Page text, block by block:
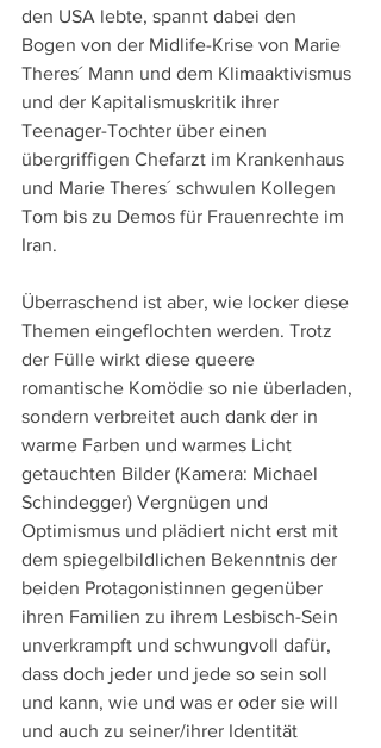
den USA lebte, spannt dabei den
Bogen von der Midlife-Krise von Marie
Theres´ Mann und dem Klimaaktivismus
und der Kapitalismuskritik ihrer
Teenager-Tochter über einen
übergriffigen Chefarzt im Krankenhaus
und Marie Theres´ schwulen Kollegen
Tom bis zu Demos für Frauenrechte im
Iran.
Überraschend ist aber, wie locker diese
Themen eingeflochten werden. Trotz
der Fülle wirkt diese queere
romantische Komödie so nie überladen,
sondern verbreitet auch dank der in
warme Farben und warmes Licht
getauchten Bilder (Kamera: Michael
Schindegger) Vergnügen und
Optimismus und plädiert nicht erst mit
dem spiegelbildlichen Bekenntnis der
beiden Protagonistinnen gegenüber
ihren Familien zu ihrem Lesbisch-Sein
unverkrampft und schwungvoll dafür,
dass doch jeder und jede so sein soll
und kann, wie und was er oder sie will
und auch zu seiner/ihrer Identität